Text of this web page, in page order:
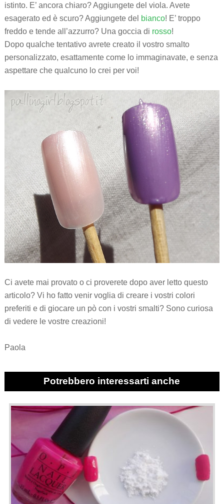
istinto. E’ ancora chiaro? Aggiungete del viola. Avete
esagerato ed è scuro? Aggiungete del bianco! E’ troppo
freddo e tende all’azzurro? Una goccia di rosso!
Dopo qualche tentativo avrete creato il vostro smalto
personalizzato, esattamente come lo immaginavate, e senza
aspettare che qualcuno lo crei per voi!
Ci avete mai provato o ci proverete dopo aver letto questo
articolo? Vi ho fatto venir voglia di creare i vostri colori
preferiti e di giocare un pò con i vostri smalti? Sono curiosa
di vedere le vostre creazioni!
Paola
Potrebbero interessarti anche